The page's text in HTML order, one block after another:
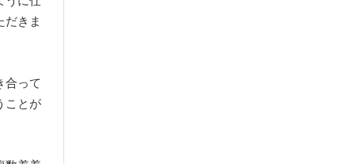
だきま
合って
ことが